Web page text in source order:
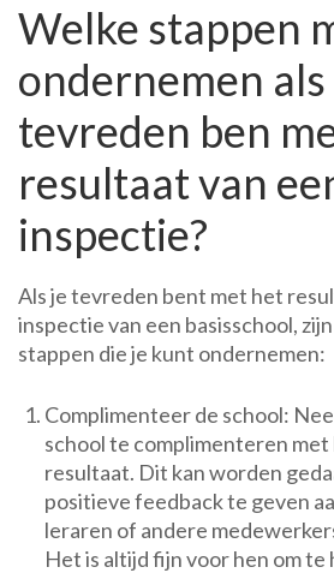
Welke stappen
ondernemen
tevreden ben
resultaat van
inspectie?
Als je tevreden bent met het
inspectie van een basisschool,
stappen die je kunt ondernemen:
Complimenteer de school:
school te complimenteren met
resultaat. Dit kan worden
positieve feedback te geven
leraren of andere
Het is altijd fijn voor hen om te